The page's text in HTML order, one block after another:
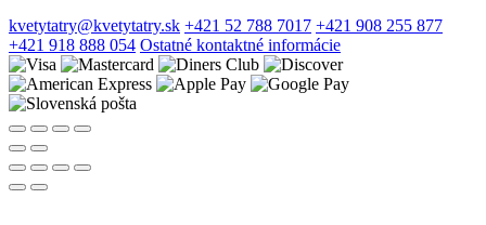
kvetytatry@kvetytatry.sk +421 52 788 7017 +421 908 255 877
+421 918 888 054 Ostatné kontaktné informácie